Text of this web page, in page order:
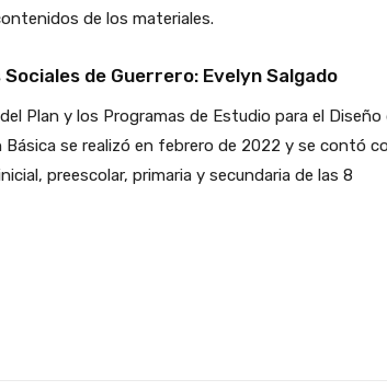
de los materiales.
de Guerrero: Evelyn Salgado
Plan y los Programas de Estudio para el Diseño
se realizó en febrero de 2022 y se contó
preescolar, primaria y secundaria de las 8